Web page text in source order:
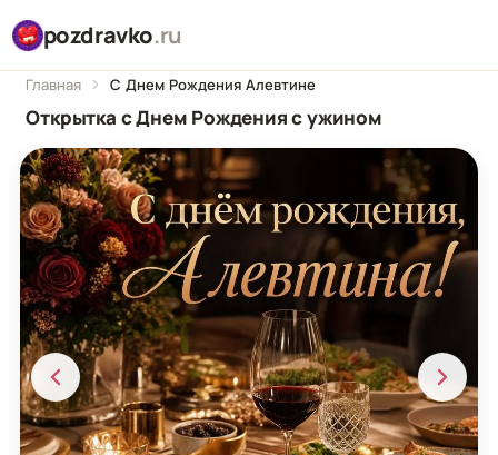
pozdravko.ru
Главная С Днем Рождения Алевтине
Открытка с Днем Рождения с ужином